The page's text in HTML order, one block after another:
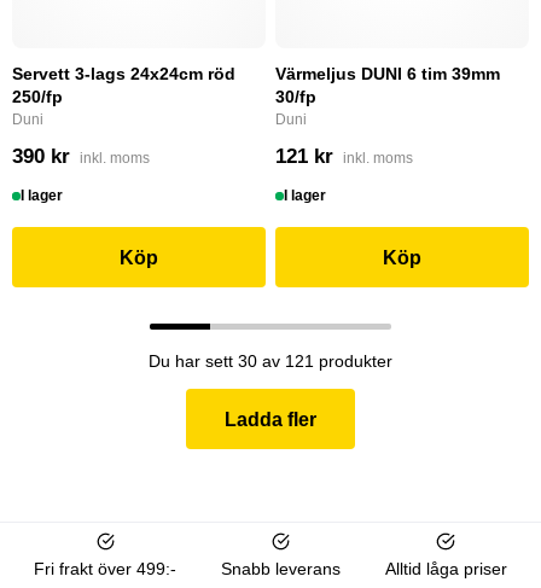
Servett 3-lags 24x24cm röd
250/fp
Duni
390 kr inkl. moms
I lager
Köp
Värmeljus DUNI 6 tim 39mm
30/fp
Duni
121 kr inkl. moms
I lager
Köp
Du har sett 30 av 121 produkter
Ladda fler
Fri frakt över 499:- Snabb leverans Alltid låga priser